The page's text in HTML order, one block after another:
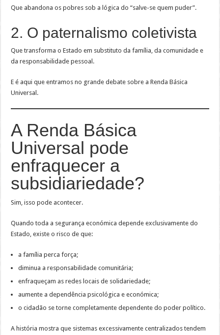
Que abandona os pobres sob a lógica do “salve-se quem puder”.
2. O paternalismo coletivista
Que transforma o Estado em substituto da família, da comunidade e
da responsabilidade pessoal.
E é aqui que entramos no grande debate sobre a Renda Básica
Universal.
A Renda Básica
Universal pode
enfraquecer a
subsidiariedade?
Sim, isso pode acontecer.
Quando toda a segurança económica depende exclusivamente do
Estado, existe o risco de que:
a família perca força;
diminua a responsabilidade comunitária;
enfraqueçam as redes locais de solidariedade;
aumente a dependência psicológica e económica;
o cidadão se torne completamente dependente do poder político.
A história mostra que sistemas excessivamente centralizados tendem